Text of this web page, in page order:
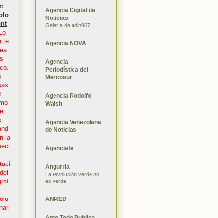
Lo
te
la
Agencia Digital de
Noticias
Galería de adin907
Agencia NOVA
Agencia
Periodística del
Mercosur
Agencia Rodolfo
Walsh
Agencia Venezolana
de Noticias
Agenciafe
Angurria
La revolución verde no
es verde
ANRED